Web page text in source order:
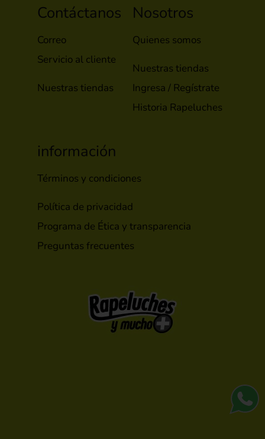
Contáctanos
Correo
Servicio al cliente
Nuestras tiendas
Nosotros
Quienes somos
Nuestras tiendas
Ingresa / Regístrate
Historia Rapeluches
información
Términos y condiciones
Política de privacidad
Programa de Ética y transparencia
Preguntas frecuentes